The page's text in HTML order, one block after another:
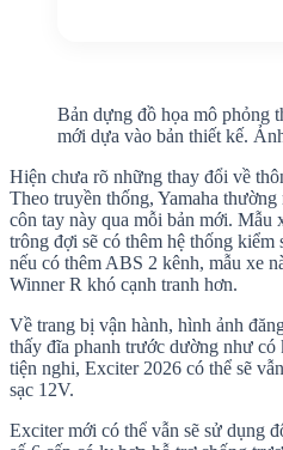
Bản dựng đồ họa mô phỏng
mới dựa vào bản thiết kế.
Hiện chưa rõ những thay đổi về
Theo truyền thống, Yamaha
côn tay này qua mỗi bản mới. Mẫu
trông đợi sẽ có thêm hệ thống kiểm
nếu có thêm ABS 2 kênh, mẫu xe
Winner R khó cạnh tranh hơn.
Về trang bị vận hành, hình ảnh
thấy đĩa phanh trước dường như
tiện nghi, Exciter 2026 có thể sẽ
sạc 12V.
Exciter mới có thể vẫn sẽ sử dụng